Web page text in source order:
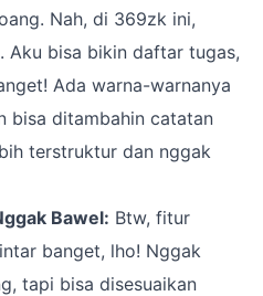
Nah, di 369zk ini,
Aku bisa bikin daftar tugas,
Ada warna-warnanya
bisa ditambahin catatan
terstruktur dan nggak
Bawel: Btw, fitur
banget, lho! Nggak
tapi bisa disesuaikan